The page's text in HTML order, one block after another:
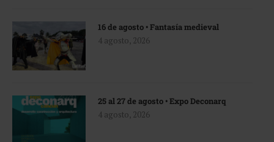
16 de agosto • Fantasía medieval
4 agosto, 2026
25 al 27 de agosto • Expo Deconarq
4 agosto, 2026